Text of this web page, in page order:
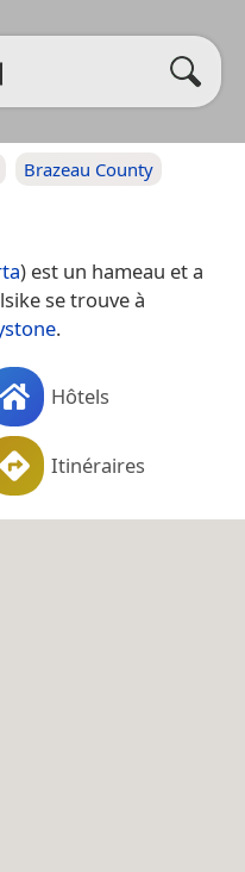
Brazeau County
) est un hameau et a
se trouve à
.
Hôtels
Itinéraires